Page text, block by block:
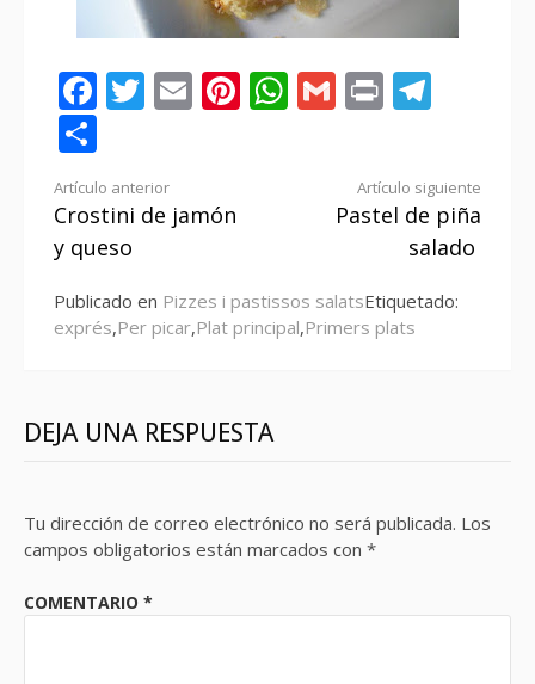
Facebook
Twitter
EmailPinterest
WhatsApp
Gmail
Print
Seguir
leyendo
Artículo anterior
Crostini de jamón
y queso
Artículo siguiente
Pastel de piña
salado
Publicado en Pizzes i pastissos salatsEtiquetado:
exprés,Per picar,Plat principal,Primers plats
DEJA UNA RESPUESTA
Tu dirección de correo electrónico no será publicada. Los
campos obligatorios están marcados con *
COMENTARIO *